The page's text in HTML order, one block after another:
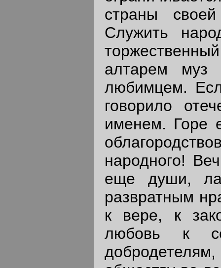
страны
Служить
алтарем муз
любимцем.
говорило
именем. Горе
народного!
еще души,
развратным
к вере, к
любовь к